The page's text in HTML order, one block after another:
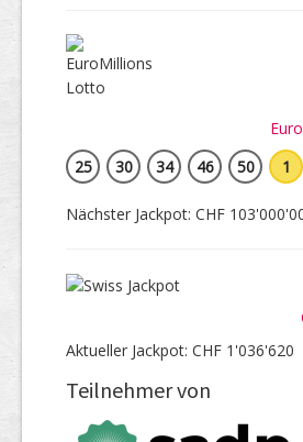
25
30 34 46 50 1
Nächster Jackpot: CHF
Aktueller Jackpot: CHF 1'036'620
Teilnehmer von